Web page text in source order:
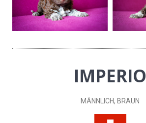
IMPERIO
MÄNNLICH, BRAUN